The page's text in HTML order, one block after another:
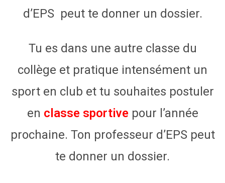
d’EPS peut te donner un dossier.
Tu es dans une autre classe du
collège et pratique intensément un
sport en club et tu souhaites postuler
en classe sportive pour l’année
prochaine. Ton professeur d’EPS peut
te donner un dossier.